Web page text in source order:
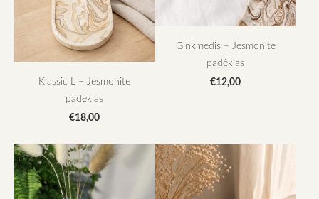
Klassic L – Jesmonite
padėklas
€18,00
Ginkmedis – Jesmonite
padėklas
€12,00